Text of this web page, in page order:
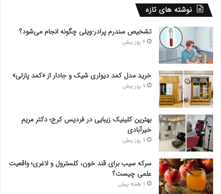
نوشته های تازه
تشخیص سندرم پرادر-ویلی چگونه انجام می‌شود؟
6 روز پیش
خرید مدل کمد دیواری شیک و جادار از «کمد پازلی»
7 روز پیش
بهترین کلینیک زیبایی در فردیس کرج؛ دکتر مریم
خیرآبادی
7 روز پیش
سرکه سیب برای قند خون، کلسترول و لاغری؛ واقعیت
علمی چیست؟
1 هفته پیش